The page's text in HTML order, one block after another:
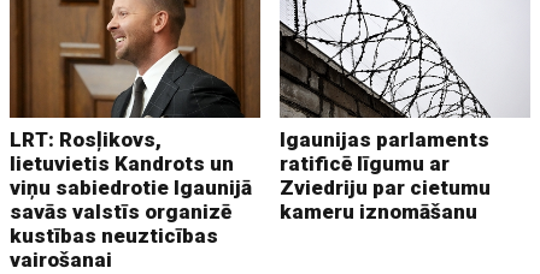
LRT: Rosļikovs,
lietuvietis Kandrots un
viņu sabiedrotie Igaunijā
savās valstīs organizē
kustības neuzticības
vairošanai
Igaunijas parlaments
ratificē līgumu ar
Zviedriju par cietumu
kameru iznomāšanu